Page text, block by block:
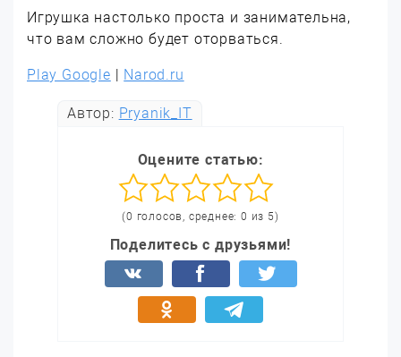
Игрушка настолько проста и занимательна,
что вам сложно будет оторваться.
Play Google | Narod.ru
Автор: Pryanik_IT
Оцените статью:
(0 голосов, среднее: 0 из 5)
Поделитесь с друзьями!